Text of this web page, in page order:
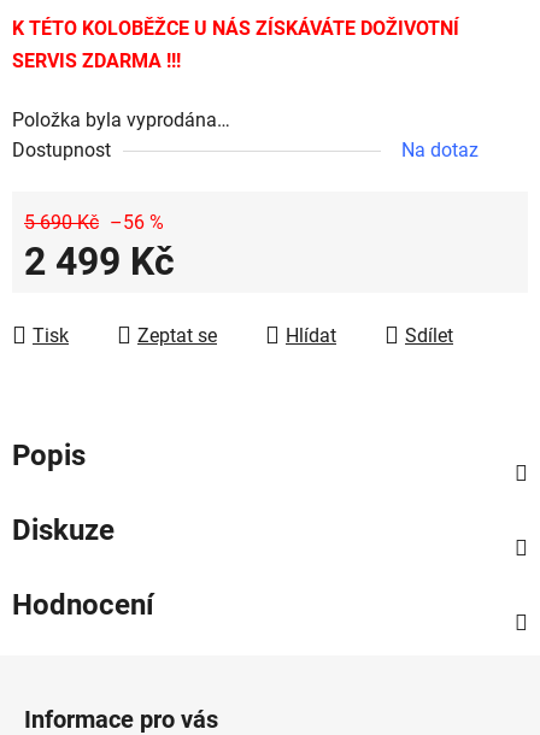
K TÉTO KOLOBĚŽCE U NÁS ZÍSKÁVÁTE DOŽIVOTNÍ
SERVIS ZDARMA !!!
Položka byla vyprodána…
Dostupnost
Na dotaz
5 690 Kč –56 %
2 499 Kč
Tisk
Zeptat se Hlídat Sdílet
Popis
Diskuze
Hodnocení
Informace pro vás